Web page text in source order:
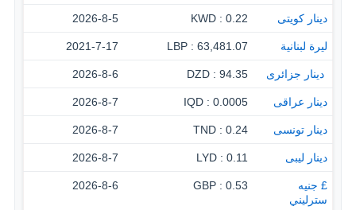
دينار كويتى 0.22 : KWD
2026-8-5
ليرة لبنانية 63,481.07 : LBP
2021-7-17
‏ دينار جزائرى 94.35 : DZD
2026-8-6
دينار عراقى 0.0005 : IQD
2026-8-7
دينار تونسى 0.24 : TND
2026-8-7
دينار ليبى 0.11 : LYD
2026-8-7
£ جنيه
سترليني
0.53 : GBP
2026-8-6